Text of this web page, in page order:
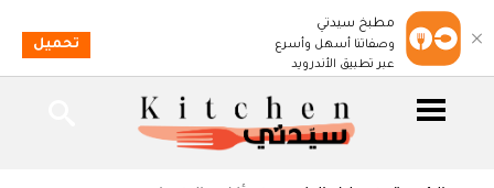
مطبخ سيدتي
وصفاتنا أسهل وأسرع
عبر تطبيق الأندرويد
تحميل